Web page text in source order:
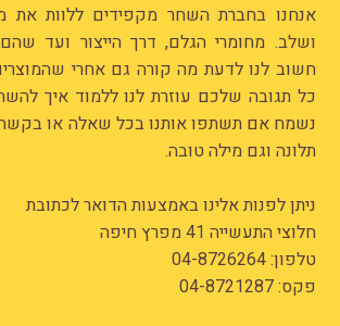
אנחנו בחברת השחר מקפידים ללוות את
ושלב. מחומרי הגלם, דרך הייצור ועד שהם
חשוב לנו לדעת מה קורה גם אחרי
כל תגובה שלכם עוזרת לנו ללמוד איך
נשמח אם תשתפו אותנו בכל שאלה או בקשה,
תלונה וגם מילה טובה.
ניתן לפנות אלינו באמצעות הדואר לכתובת
חלוצי התעשייה 41 מפרץ חיפה
טלפון:04-8726264
פקס: 04-8721287